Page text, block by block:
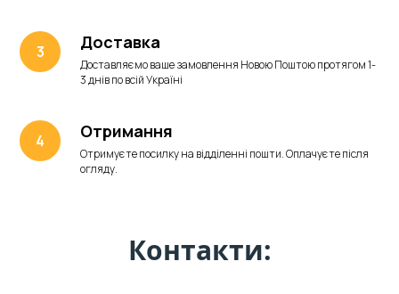
Доставка
Доставляємо ваше замовлення Новою Поштою протягом 1-
3 днів по всій Україні
Отримання
Отримуєте посилку на відділенні пошти. Оплачуєте після
огляду.
Контакти: